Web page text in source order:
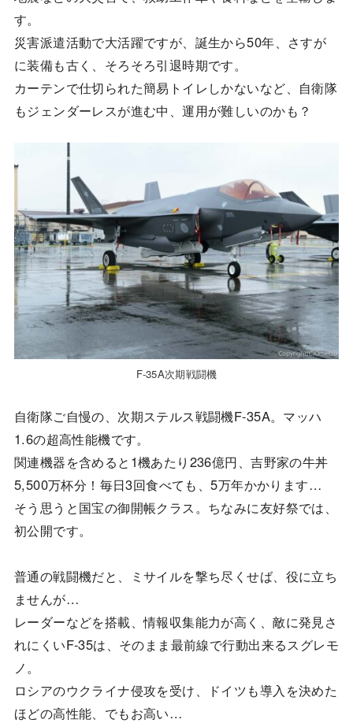
す。
災害派遣活動で大活躍ですが、誕生から50年、さすが
に装備も古く、そろそろ引退時期です。
カーテンで仕切られた簡易トイレしかないなど、自衛隊
もジェンダーレスが進む中、運用が難しいのかも？
F-35A次期戦闘機
自衛隊ご自慢の、次期ステルス戦闘機F-35A。マッハ
1.6の超高性能機です。
関連機器を含めると1機あたり236億円、吉野家の牛丼
5,500万杯分！毎日3回食べても、5万年かかります…
そう思うと国宝の御開帳クラス。ちなみに友好祭では、
初公開です。
普通の戦闘機だと、ミサイルを撃ち尽くせば、役に立ち
ませんが…
レーダーなどを搭載、情報収集能力が高く、敵に発見さ
れにくいF-35は、そのまま最前線で行動出来るスグレモ
ノ。
ロシアのウクライナ侵攻を受け、ドイツも導入を決めた
ほどの高性能、でもお高い…